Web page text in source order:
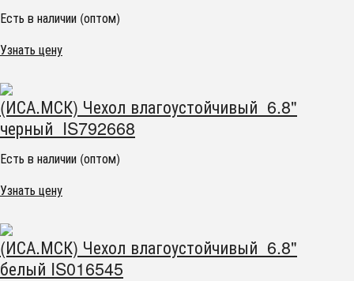
Есть в наличии (оптом)
Узнать цену
(ИСА.МСК) Чехол влагоустойчивый 6.8"
черный IS792668
Есть в наличии (оптом)
Узнать цену
(ИСА.МСК) Чехол влагоустойчивый 6.8"
белый IS016545